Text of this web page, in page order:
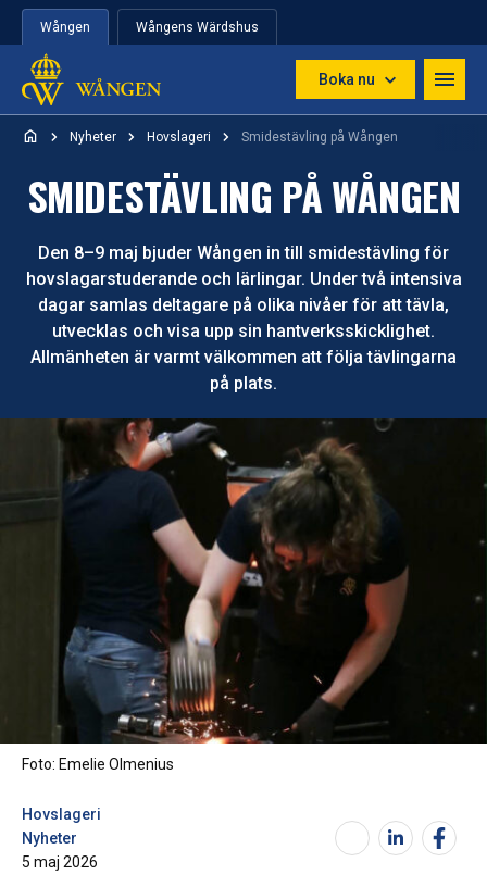
Hoppa till innehåll
Wången Wångens Wärdshus
Boka nu
Nyheter Hovslageri Smidestävling på Wången
SMIDESTÄVLING PÅ WÅNGEN
Den 8–9 maj bjuder Wången in till smidestävling för
hovslagarstuderande och lärlingar. Under två intensiva
dagar samlas deltagare på olika nivåer för att tävla,
utvecklas och visa upp sin hantverksskicklighet.
Allmänheten är varmt välkommen att följa tävlingarna
på plats.
Foto: Emelie Olmenius
Hovslageri
Nyheter
5 maj 2026